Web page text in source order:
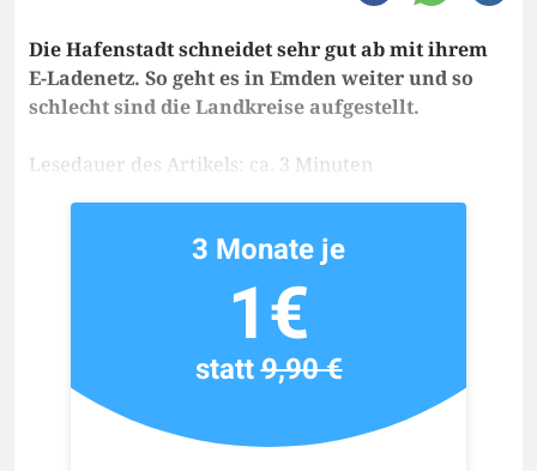
Die Hafenstadt schneidet sehr gut ab mit ihrem
E-Ladenetz. So geht es in Emden weiter und so
schlecht sind die Landkreise aufgestellt.
Lesedauer des Artikels: ca. 3 Minuten
3 Monate je
1€
statt9,90 €